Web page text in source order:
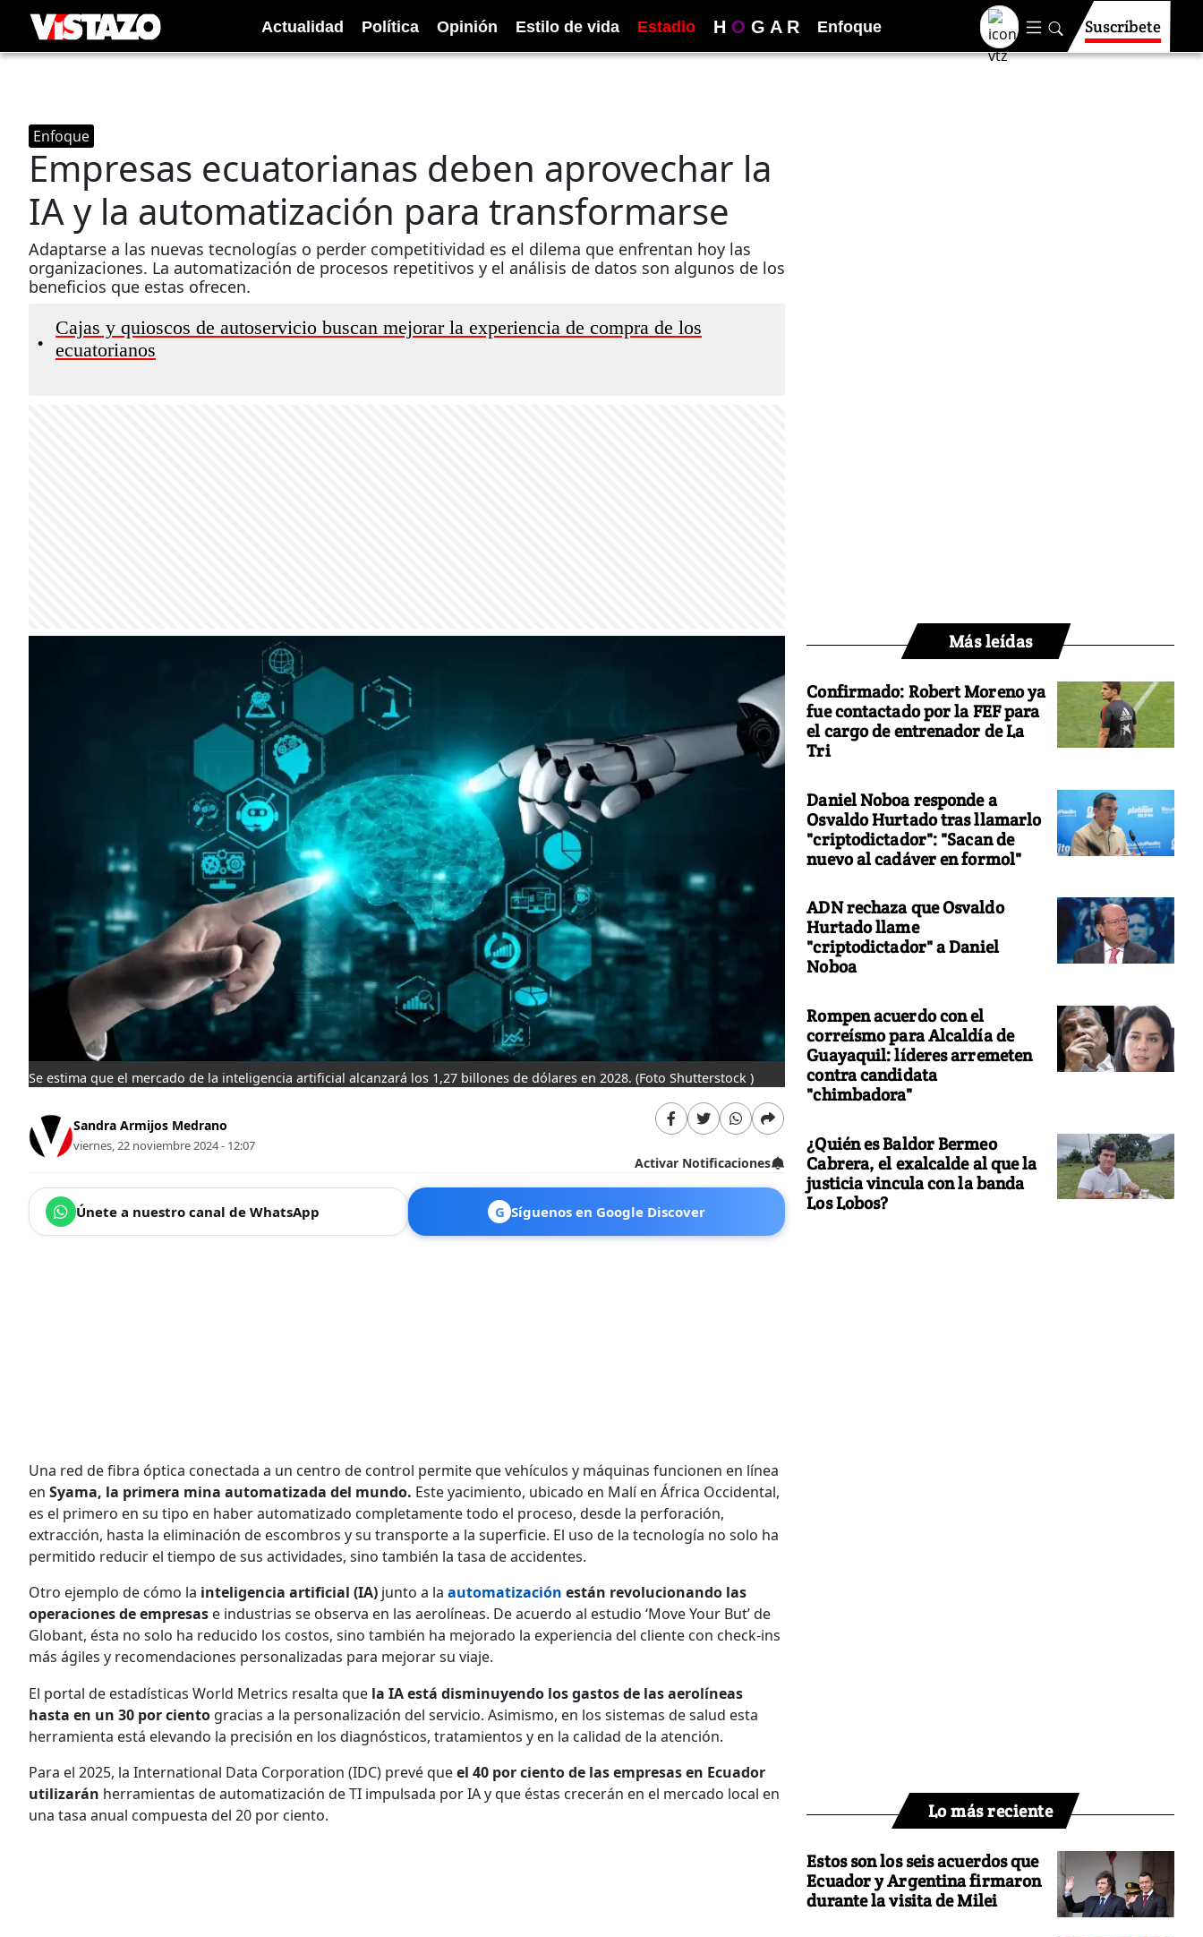
Actualidad Política Opinión Estilo de vida Estadio H O G A R Enfoque Suscríbete
Enfoque
Empresas ecuatorianas deben aprovechar la
IA y la automatización para transformarse
Adaptarse a las nuevas tecnologías o perder competitividad es el dilema que enfrentan hoy las
organizaciones. La automatización de procesos repetitivos y el análisis de datos son algunos de los
beneficios que estas ofrecen.
•
Cajas y quioscos de autoservicio buscan mejorar la experiencia de compra de los
ecuatorianos
Se estima que el mercado de la inteligencia artificial alcanzará los 1,27 billones de dólares en 2028. (Foto Shutterstock )
Sandra Armijos Medrano
viernes, 22 noviembre 2024 - 12:07
Activar Notificaciones
Únete a nuestro canal de WhatsApp G Síguenos en Google Discover
Una red de fibra óptica conectada a un centro de control permite que vehículos y máquinas funcionen en línea
en Syama, la primera mina automatizada del mundo. Este yacimiento, ubicado en Malí en África Occidental,
es el primero en su tipo en haber automatizado completamente todo el proceso, desde la perforación,
extracción, hasta la eliminación de escombros y su transporte a la superficie. El uso de la tecnología no solo ha
permitido reducir el tiempo de sus actividades, sino también la tasa de accidentes.
Otro ejemplo de cómo la inteligencia artificial (IA) junto a la automatización están revolucionando las
operaciones de empresas e industrias se observa en las aerolíneas. De acuerdo al estudio ‘Move Your But’ de
Globant, ésta no solo ha reducido los costos, sino también ha mejorado la experiencia del cliente con check-ins
más ágiles y recomendaciones personalizadas para mejorar su viaje.
El portal de estadísticas World Metrics resalta que la IA está disminuyendo los gastos de las aerolíneas
hasta en un 30 por ciento gracias a la personalización del servicio. Asimismo, en los sistemas de salud esta
herramienta está elevando la precisión en los diagnósticos, tratamientos y en la calidad de la atención.
Para el 2025, la International Data Corporation (IDC) prevé queel 40 por ciento de las empresas en Ecuador
utilizarán herramientas de automatización de TI impulsada por IA y que éstas crecerán en el mercado local en
una tasa anual compuesta del 20 por ciento.
Más leídas
Confirmado: Robert Moreno ya
fue contactado por la FEF para
el cargo de entrenador de La
Tri
Daniel Noboa responde a
Osvaldo Hurtado tras llamarlo
"criptodictador": "Sacan de
nuevo al cadáver en formol"
ADN rechaza que Osvaldo
Hurtado llame
"criptodictador" a Daniel
Noboa
Rompen acuerdo con el
correísmo para Alcaldía de
Guayaquil: líderes arremeten
contra candidata
"chimbadora"
¿Quién es Baldor Bermeo
Cabrera, el exalcalde al que la
justicia vincula con la banda
Los Lobos?
Lo más reciente
Estos son los seis acuerdos que
Ecuador y Argentina firmaron
durante la visita de Milei